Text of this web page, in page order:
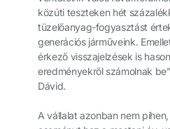
közúti teszteken hét
tüzelőanyag-fogyasztást
generációs járműveink.
érkező visszajelzések is
eredményekről számolnak
Dávid.
A vállalat azonban nem